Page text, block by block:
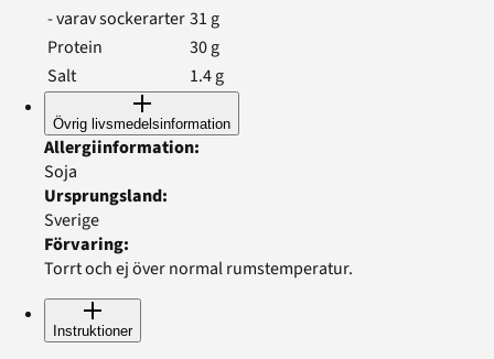
- varav sockerarter31g
Protein
30g
Salt
1.4g
Övrig livsmedelsinformation
Allergiinformation:
Soja
Ursprungsland:
Sverige
Förvaring:
Torrt och ej över normal rumstemperatur.
Instruktioner